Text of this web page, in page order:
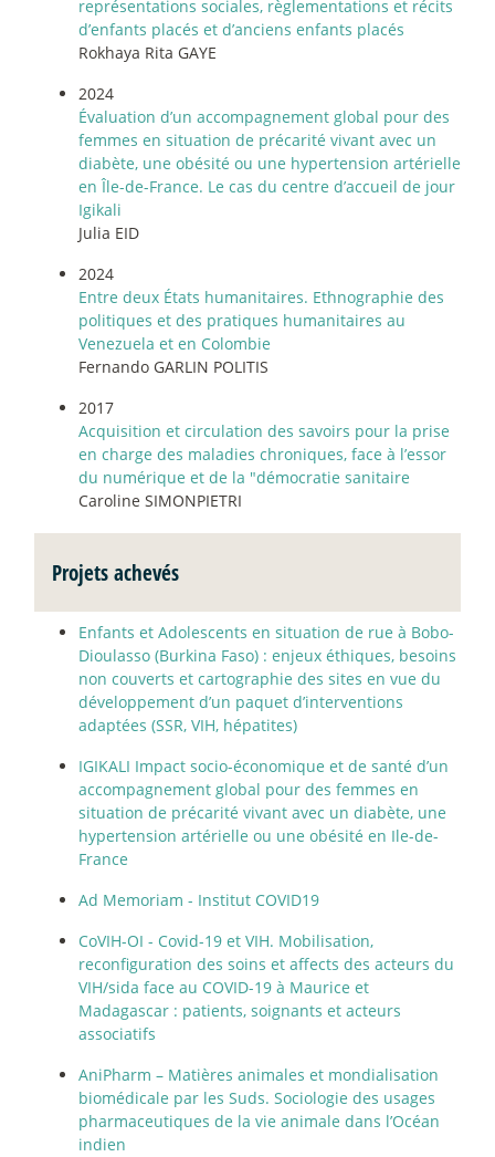
représentations sociales, règlementations et récits
d’enfants placés et d’anciens enfants placés
Rokhaya Rita GAYE
2024
Évaluation d’un accompagnement global pour des
femmes en situation de précarité vivant avec un
diabète, une obésité ou une hypertension artérielle
en Île-de-France. Le cas du centre d’accueil de jour
Igikali
Julia EID
2024
Entre deux États humanitaires. Ethnographie des
politiques et des pratiques humanitaires au
Venezuela et en Colombie
Fernando GARLIN POLITIS
2017
Acquisition et circulation des savoirs pour la prise
en charge des maladies chroniques, face à l’essor
du numérique et de la "démocratie sanitaire
Caroline SIMONPIETRI
Projets achevés
Enfants et Adolescents en situation de rue à Bobo-
Dioulasso (Burkina Faso) : enjeux éthiques, besoins
non couverts et cartographie des sites en vue du
développement d’un paquet d’interventions
adaptées (SSR, VIH, hépatites)
IGIKALI Impact socio-économique et de santé d’un
accompagnement global pour des femmes en
situation de précarité vivant avec un diabète, une
hypertension artérielle ou une obésité en Ile-de-
France
Ad Memoriam - Institut COVID19
CoVIH-OI - Covid-19 et VIH. Mobilisation,
reconfiguration des soins et affects des acteurs du
VIH/sida face au COVID-19 à Maurice et
Madagascar : patients, soignants et acteurs
associatifs
AniPharm – Matières animales et mondialisation
biomédicale par les Suds. Sociologie des usages
pharmaceutiques de la vie animale dans l’Océan
indien